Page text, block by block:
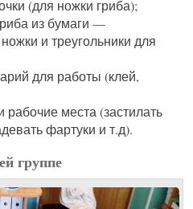
(для ножки гриба);
из бумаги —
и треугольники для
для работы (клей,
рабочие места (застилать
фартуки и т.д).
группе